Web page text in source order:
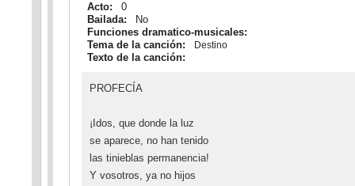
Acto:
0
Bailada:
No
Funciones dramatico-musicales:
Tema de la canción:
Destino
Texto de la canción:
PROFECÍA
¡Idos, que donde la luz
se aparece, no han tenido
las tinieblas permanencia!
Y vosotros, ya no hijos